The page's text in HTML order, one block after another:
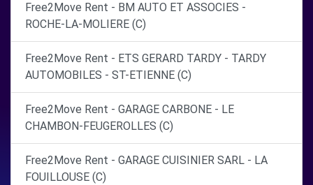
Free2Move Rent - BM AUTO ET ASSOCIES -
ROCHE-LA-MOLIERE (C)
Free2Move Rent - ETS GERARD TARDY - TARDY
AUTOMOBILES - ST-ETIENNE (C)
Free2Move Rent - GARAGE CARBONE - LE
CHAMBON-FEUGEROLLES (C)
Free2Move Rent - GARAGE CUISINIER SARL - LA
FOUILLOUSE (C)